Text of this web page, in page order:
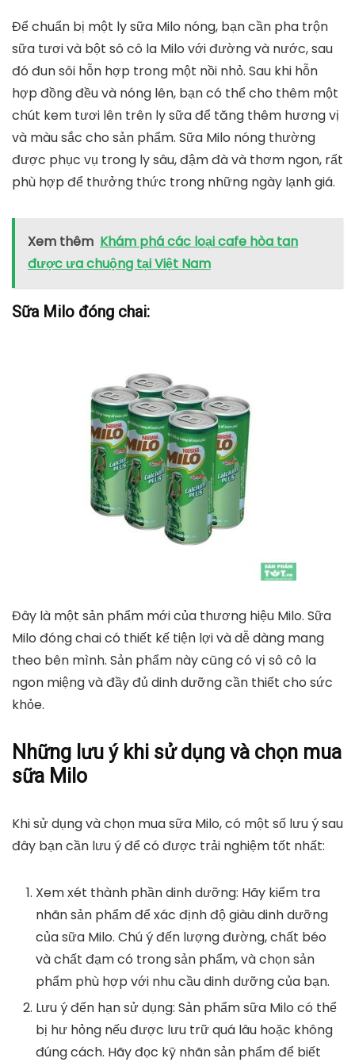
Để chuẩn bị một ly sữa Milo nóng, bạn cần pha trộn
sữa tươi và bột sô cô la Milo với đường và nước, sau
đó đun sôi hỗn hợp trong một nồi nhỏ. Sau khi hỗn
hợp đồng đều và nóng lên, bạn có thể cho thêm một
chút kem tươi lên trên ly sữa để tăng thêm hương vị
và màu sắc cho sản phẩm. Sữa Milo nóng thường
được phục vụ trong ly sâu, đậm đà và thơm ngon, rất
phù hợp để thưởng thức trong những ngày lạnh giá.
Xem thêm Khám phá các loại cafe hòa tan
được ưa chuộng tại Việt Nam
Sữa Milo đóng chai:
Đây là một sản phẩm mới của thương hiệu Milo. Sữa
Milo đóng chai có thiết kế tiện lợi và dễ dàng mang
theo bên mình. Sản phẩm này cũng có vị sô cô la
ngon miệng và đầy đủ dinh dưỡng cần thiết cho sức
khỏe.
Những lưu ý khi sử dụng và chọn mua
sữa Milo
Khi sử dụng và chọn mua sữa Milo, có một số lưu ý sau
đây bạn cần lưu ý để có được trải nghiệm tốt nhất:
Xem xét thành phần dinh dưỡng: Hãy kiểm tra
nhãn sản phẩm để xác định độ giàu dinh dưỡng
của sữa Milo. Chú ý đến lượng đường, chất béo
và chất đạm có trong sản phẩm, và chọn sản
phẩm phù hợp với nhu cầu dinh dưỡng của bạn.
Lưu ý đến hạn sử dụng: Sản phẩm sữa Milo có thể
bị hư hỏng nếu được lưu trữ quá lâu hoặc không
đúng cách. Hãy đọc kỹ nhãn sản phẩm để biết